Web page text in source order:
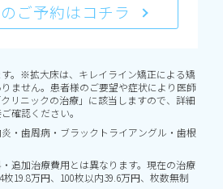
ご予約はコチラ
。※拡大床は、キレイライン矯正による矯
ません。患者様のご要望や症状により医師
リニックの治療」に該当しますので、詳細
確認ください。
・歯周病・ブラックトライアングル・歯根
追加治療費用とは異なります。現在の治療
19.8万円、100枚以内39.6万円、枚数無制